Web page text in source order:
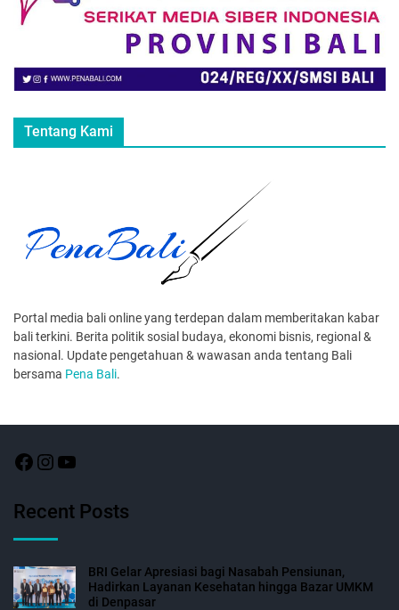
Tentang Kami
Portal media bali online yang terdepan dalam memberitakan kabar
bali terkini. Berita politik sosial budaya, ekonomi bisnis, regional &
nasional. Update pengetahuan & wawasan anda tentang Bali
bersama Pena Bali.
Recent Posts
BRI Gelar Apresiasi bagi Nasabah Pensiunan,
Hadirkan Layanan Kesehatan hingga Bazar UMKM
di Denpasar